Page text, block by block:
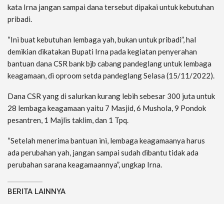
kata Irna jangan sampai dana tersebut dipakai untuk kebutuhan
pribadi.
“Ini buat kebutuhan lembaga yah, bukan untuk pribadi”, hal
demikian dikatakan Bupati Irna pada kegiatan penyerahan
bantuan dana CSR bank bjb cabang pandeglang untuk lembaga
keagamaan, di oproom setda pandeglang Selasa (15/11/2022).
Dana CSR yang di salurkan kurang lebih sebesar 300 juta untuk
28 lembaga keagamaan yaitu 7 Masjid, 6 Mushola, 9 Pondok
pesantren, 1 Majlis taklim, dan 1 Tpq.
“Setelah menerima bantuan ini, lembaga keagamaanya harus
ada perubahan yah, jangan sampai sudah dibantu tidak ada
perubahan sarana keagamaannya”, ungkap Irna.
BERITA LAINNYA